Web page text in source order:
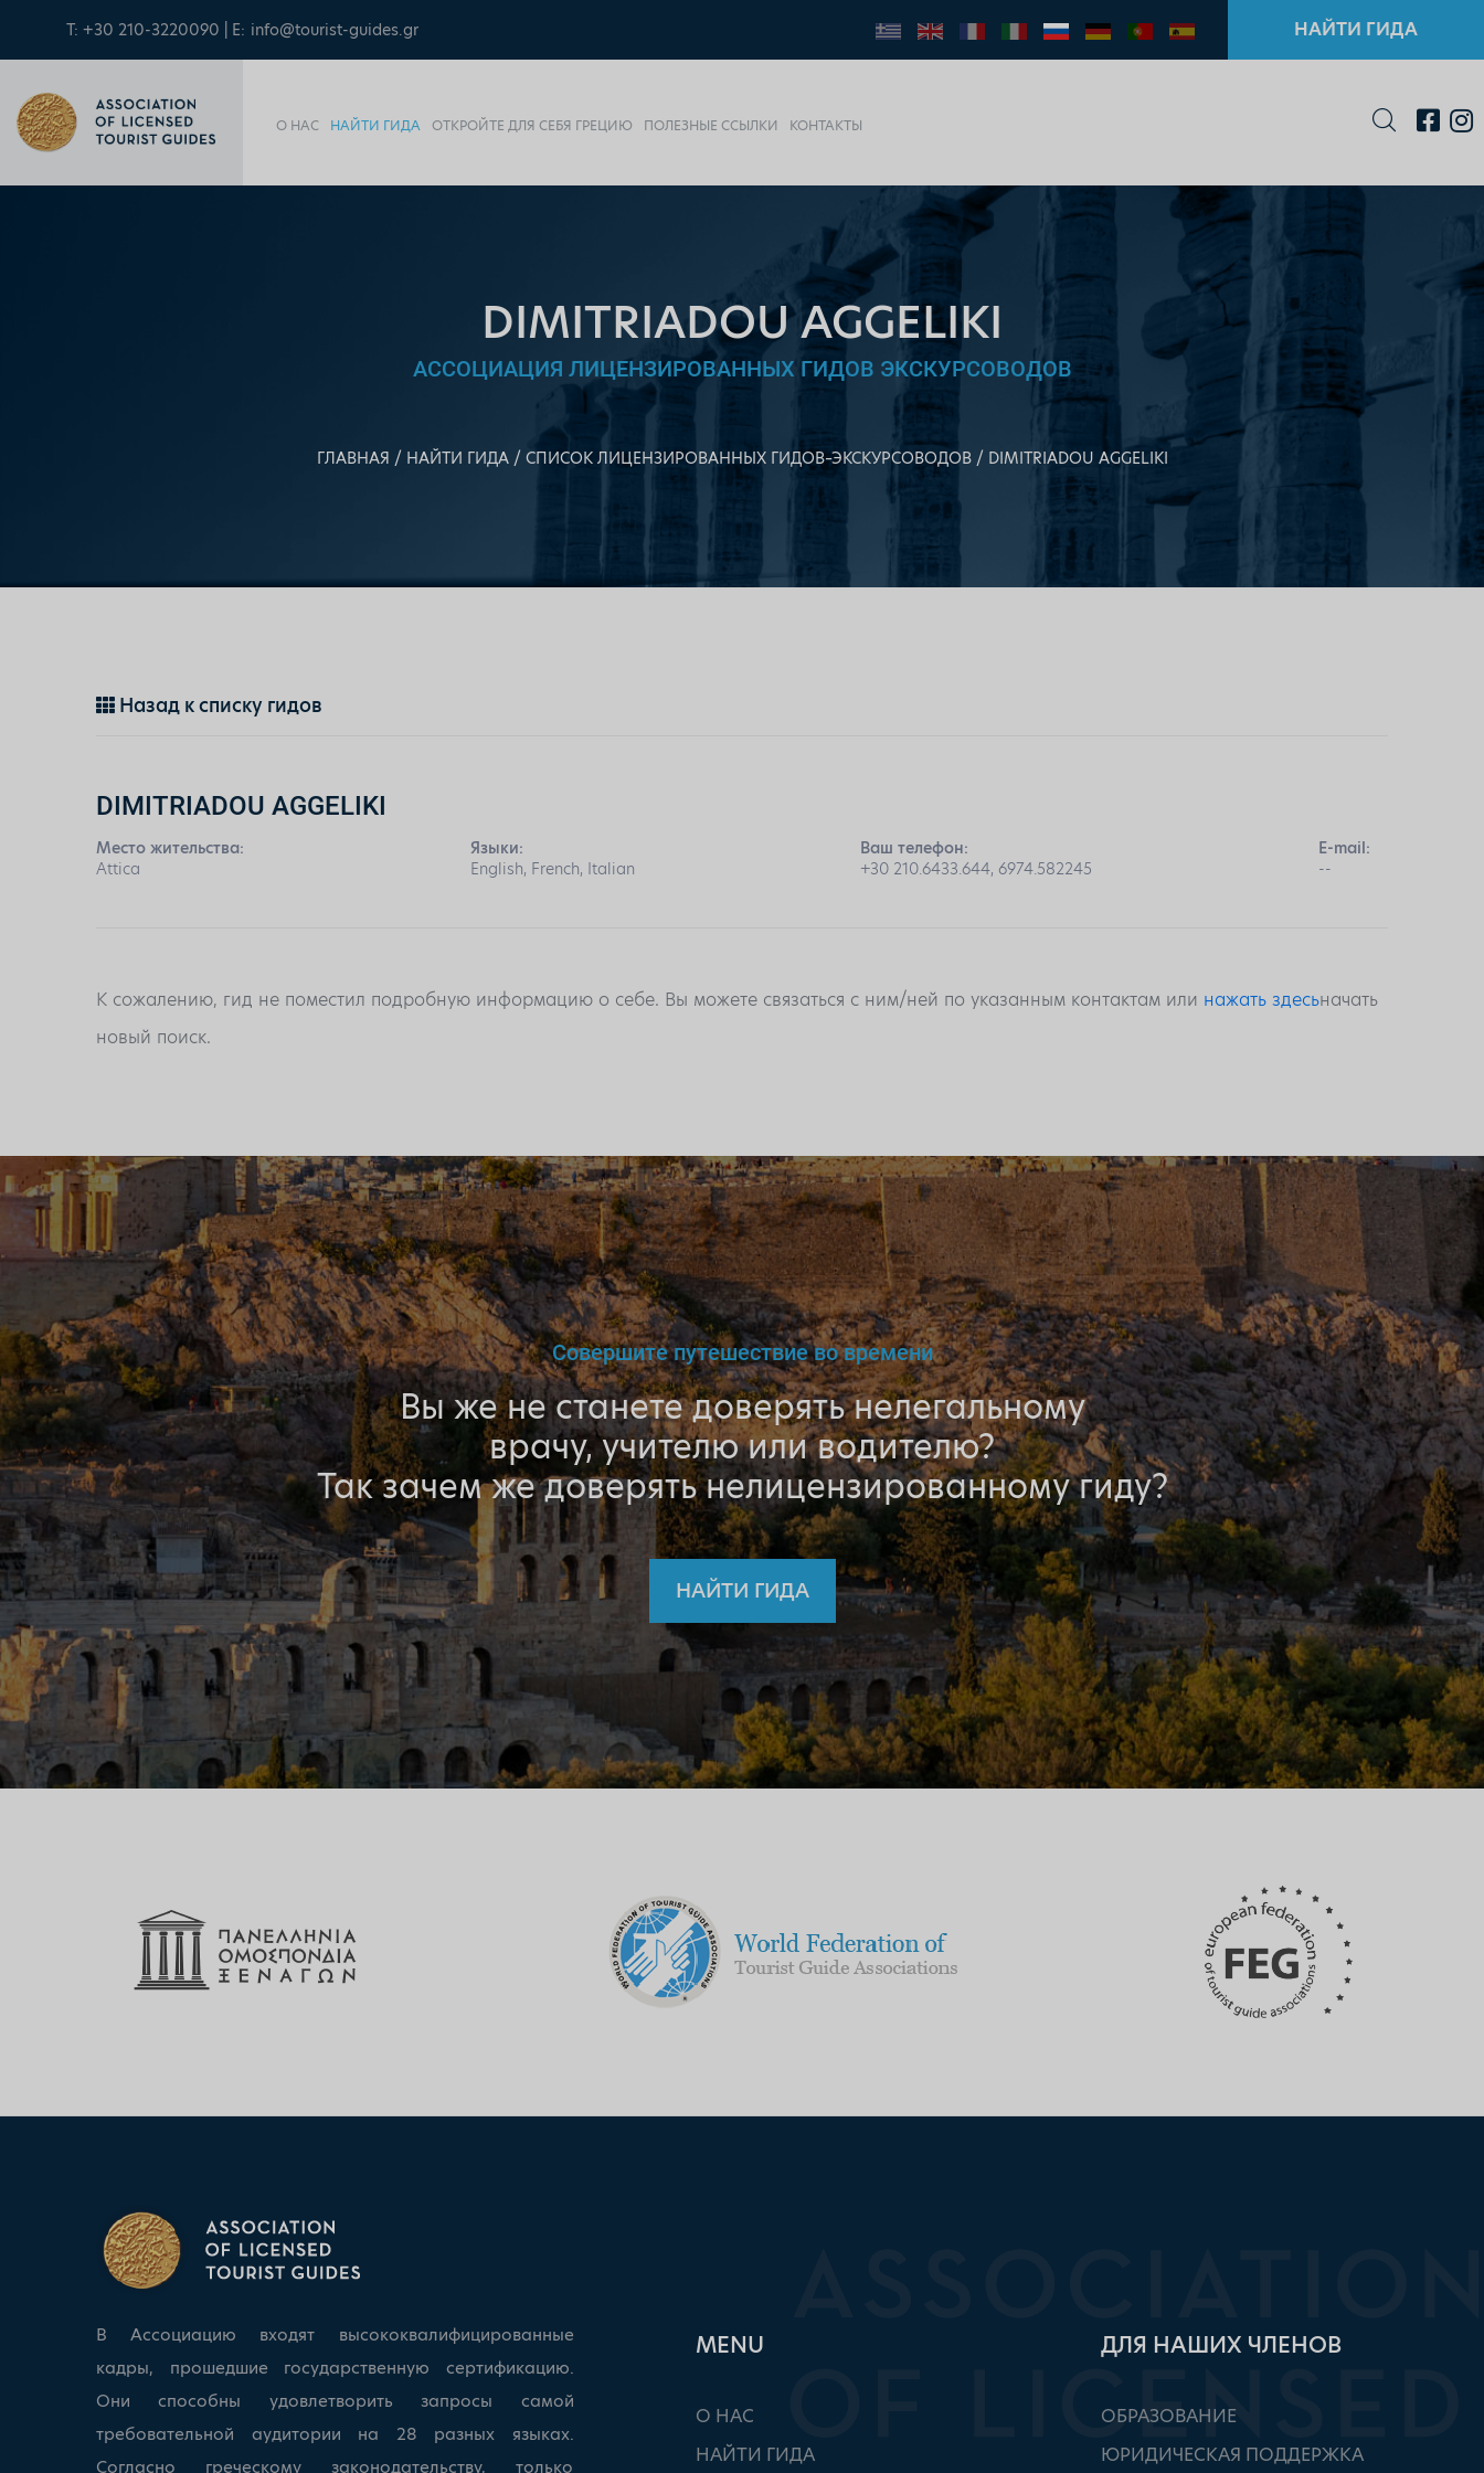
T: +30 210-3220090 | E: info@tourist-guides.gr НАЙТИ ГИДА
О НАС НАЙТИ ГИДА ОТКРОЙТЕ ДЛЯ СЕБЯ ГРЕЦИЮ ПОЛЕЗНЫЕ ССЫЛКИ КОНТАКТЫ
DIMITRIADOU AGGELIKI
АССОЦИАЦИЯ ЛИЦЕНЗИРОВАННЫХ ГИДОВ ЭКСКУРСОВОДОВ
ГЛАВНАЯ НАЙТИ ГИДА СПИСОК ЛИЦЕНЗИРОВАННЫХ ГИДОВ–ЭКСКУРСОВОДОВ DIMITRIADOU AGGELIKI
Назад к списку гидов
DIMITRIADOU AGGELIKI
Место жительства:
Attica
Языки:
English, French, Italian
Ваш телефон:
+30 210.6433.644, 6974.582245
E-mail:
--
К сожалению, гид не поместил подробную информацию о себе. Вы можете связаться с ним/ней по указанным контактам или нажать здесьначать
новый поиск.
Совершите путешествие во времени
Вы же не станете доверять нелегальному
врачу, учителю или водителю?
Так зачем же доверять нелицензированному гиду?
НАЙТИ ГИДА
В Ассоциацию входят высококвалифицированные
кадры, прошедшие государственную сертификацию.
Они способны удовлетворить запросы самой
требовательной аудитории на 28 разных языках.
Согласно греческому законодательству, только
ΜΕΝU
О НАС
НАЙТИ ГИДА
ДЛЯ НАШИХ ЧЛЕНОВ
ОБРАЗОВАНИЕ
ЮРИДИЧЕСКАЯ ПОДДЕРЖКА